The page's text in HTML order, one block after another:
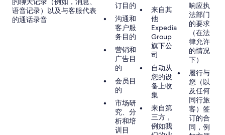
语音记录）以及与客服代表
的通话录音
订目的
沟通和
客户服
务目的
营销和
广告目
的
会员目
的
市场研
究、分
析和培
训目
来自其
他
Expedia
Group
旗下公
司
自动从
您的设
备上收
集
来自第
三方，
例如我
响应执
法部门
的要求
（在法
律允许
的情况
下）
履行与
您（以
及任何
同行旅
客）签
订的合
同，例